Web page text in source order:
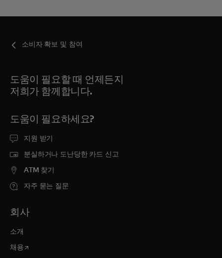
소비자 확보 및 참여
도움이 필요할 때 언제든지
저희가 함께합니다.
도움이 필요하세요?
지원 받기
분실하거나 도난당한 카드 신고
ATM 찾기
자주 묻는 질문
회사
소개
채용새 탭에서 열림